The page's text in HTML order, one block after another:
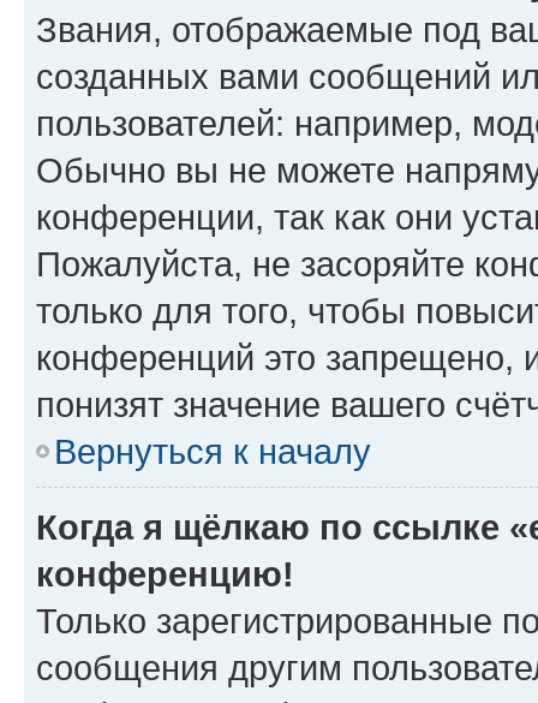
Звания, отображаемые под
созданных вами сообщений
пользователей: например,
Обычно вы не можете
конференции, так как они
Пожалуйста, не засоряйте
только для того, чтобы
конференций это запрещено,
понизят значение вашего
Вернуться к началу
Когда я щёлкаю по ссылке
конференцию!
Только зарегистрированные
сообщения другим